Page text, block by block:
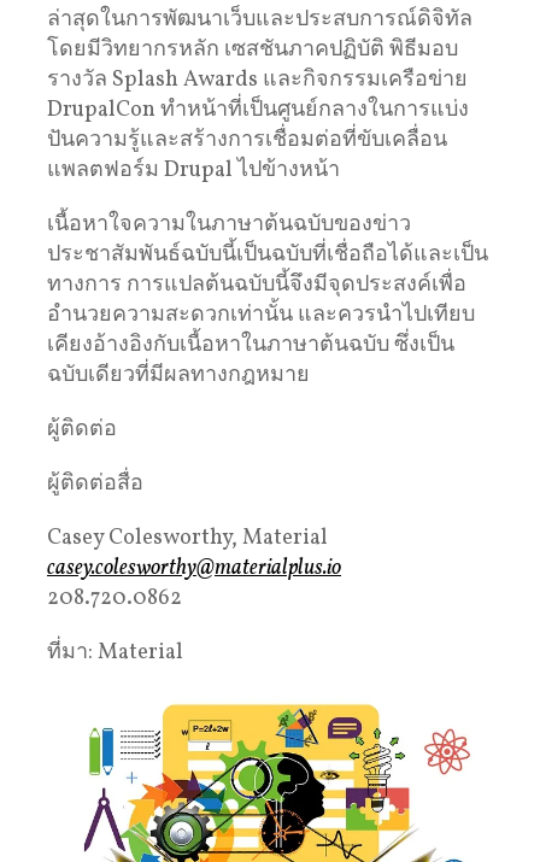
ล่าสุดในการพัฒนาเว็บและประสบการณ์ดิจิทัล
โดยมีวิทยากรหลัก เซสชันภาคปฏิบัติ พิธีมอบ
รางวัล Splash Awards และกิจกรรมเครือข่าย
DrupalCon ทําหน้าที่เป็นศูนย์กลางในการแบ่ง
ปันความรู้และสร้างการเชื่อมต่อที่ขับเคลื่อน
แพลตฟอร์ม Drupal ไปข้างหน้า
เนื้อหาใจความในภาษาต้นฉบับของข่าว
ประชาสัมพันธ์ฉบับนี้เป็นฉบับที่เชื่อถือได้และเป็น
ทางการ การแปลต้นฉบับนี้จึงมีจุดประสงค์เพื่อ
อำนวยความสะดวกเท่านั้น และควรนำไปเทียบ
เคียงอ้างอิงกับเนื้อหาในภาษาต้นฉบับ ซึ่งเป็น
ฉบับเดียวที่มีผลทางกฎหมาย
ผู้ติดต่อ
ผู้ติดต่อสื่อ
Casey Colesworthy, Material
casey.colesworthy@materialplus.io
208.720.0862
ที่มา: Material